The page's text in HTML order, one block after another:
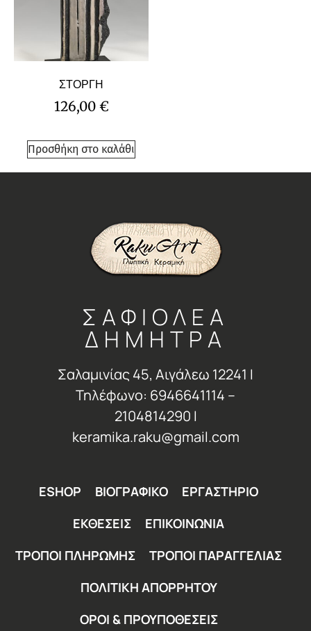
ΣΤΟΡΓΗ
126,00 €
Προσθήκη στο καλάθι
ΣΑΦΙΟΛΕΑ
ΔΗΜΗΤΡΑ
Σαλαμινίας 45, Αιγάλεω 12241 Ι
Τηλέφωνο: 6946641114 –
2104814290 Ι
keramika.raku@gmail.com
ESHOP ΒΙΟΓΡΑΦΙΚΟ
ΕΡΓΑΣΤΗΡΙΟ
ΕΚΘΕΣΕΙΣ
ΕΠΙΚΟΙΝΩΝΙΑ
ΤΡΟΠΟΙ ΠΛΗΡΩΜΗΣ
ΤΡΟΠΟΙ ΠΑΡΑΓΓΕΛΙΑΣ
ΠΟΛΙΤΙΚΗ ΑΠΟΡΡΗΤΟΥ
ΟΡΟΙ & ΠΡΟΥΠΟΘΕΣΕΙΣ